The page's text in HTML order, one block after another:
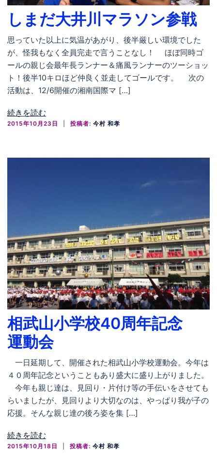
しまだ大井川マラソン参戦
思っていた以上に気温があがり、後半厳しい環境でした
が、怪我もなく全員完走で言うことなし！ ほぼ同時ゴ
ールの親じ会最年長ランナー＆痛風ランナーのツーショッ
ト！後半10キロほど仲良く並走してゴールです。 次の
活動は、12/6開催の湘南国際マ […]
続きを読む
2015年10月23日 投稿者: 今村 和孝
相武山小学校40周年記念
運動会
一日延期して、開催された相武山小学校運動会。今年は
４０周年記念ということもあり盛大に盛り上がりました。
今年も親じ達は、見回り・片付け等の手伝いをさせても
らいましたが、見回りより大切なのは、やっぱり我が子の
応援。そんな親じ達の後ろ姿を集 […]
続きを読む
2015年10月18日 投稿者: 今村 和孝